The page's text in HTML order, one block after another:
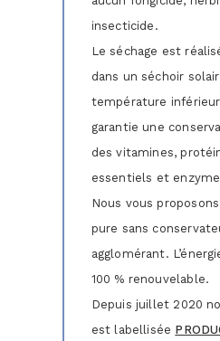
insecticide.
Le séchage est
dans un séchoir
température
garantie une
des vitamines,
essentiels et
Nous vous
pure sans
agglomérant.
100 % renouvelable.
Depuis juillet 2020
est labellisée